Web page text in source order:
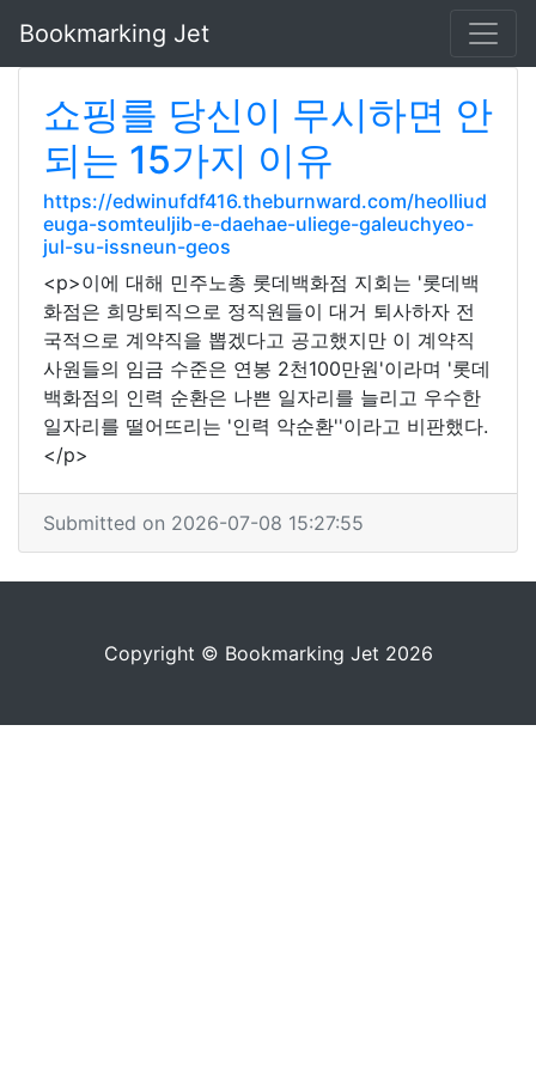
Bookmarking Jet
쇼핑를 당신이 무시하면 안
되는 15가지 이유
https://edwinufdf416.theburnward.com/heolliud
euga-somteuljib-e-daehae-uliege-galeuchyeo-
jul-su-issneun-geos
<p>이에 대해 민주노총 롯데백화점 지회는 '롯데백
화점은 희망퇴직으로 정직원들이 대거 퇴사하자 전
국적으로 계약직을 뽑겠다고 공고했지만 이 계약직
사원들의 임금 수준은 연봉 2천100만원'이라며 '롯데
백화점의 인력 순환은 나쁜 일자리를 늘리고 우수한
일자리를 떨어뜨리는 '인력 악순환''이라고 비판했다.
</p>
Submitted on 2026-07-08 15:27:55
Copyright © Bookmarking Jet 2026